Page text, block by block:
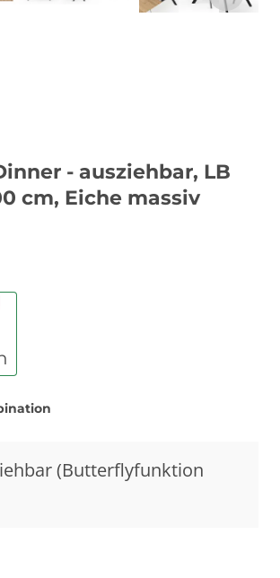
- ausziehbar, LB
cm, Eiche massiv
(Butterflyfunktion